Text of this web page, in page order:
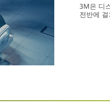
3M은 디
전반에